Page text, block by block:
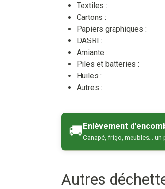
Textiles :
Cartons :
Papiers graphiques :
DASRI :
Amiante :
Piles et batteries :
Huiles :
Autres :
🚚Enlèvement
Canapé, frigo, meubles… un
Autres